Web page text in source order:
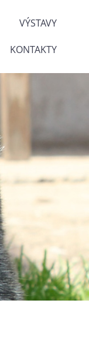
VÝSTAVY
KONTAKTY